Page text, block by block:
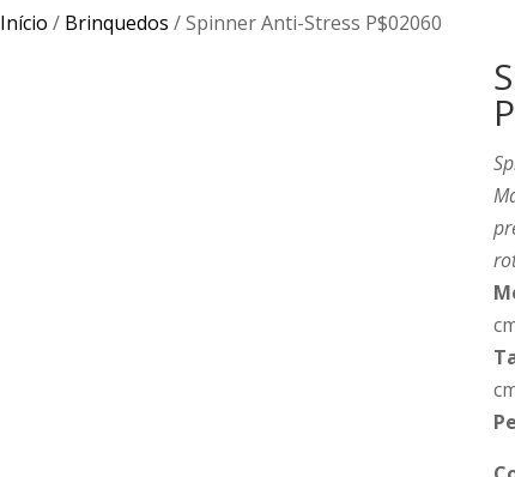
Início / Brinquedos / Spinner Anti-Stress P$02060